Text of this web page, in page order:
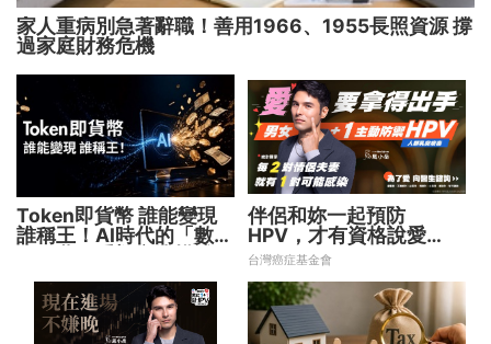
家人重病別急著辭職！善用1966、1955長照資源 撐
過家庭財務危機
Token即貨幣 誰能變現
誰稱王！AI時代的「數位
伴侶和妳一起預防
HPV，才有資格說愛
妳！
台灣癌症基金會